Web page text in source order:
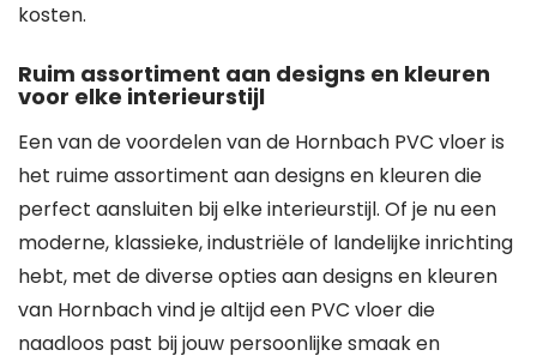
kosten.
Ruim assortiment aan designs en kleuren
voor elke interieurstijl
Een van de voordelen van de Hornbach PVC vloer is
het ruime assortiment aan designs en kleuren die
perfect aansluiten bij elke interieurstijl. Of je nu een
moderne, klassieke, industriële of landelijke inrichting
hebt, met de diverse opties aan designs en kleuren
van Hornbach vind je altijd een PVC vloer die
naadloos past bij jouw persoonlijke smaak en